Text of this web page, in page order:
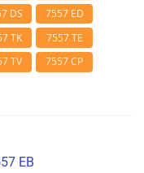
DS
7557 ED
TK
7557 TE
TV 7557 CP
EB